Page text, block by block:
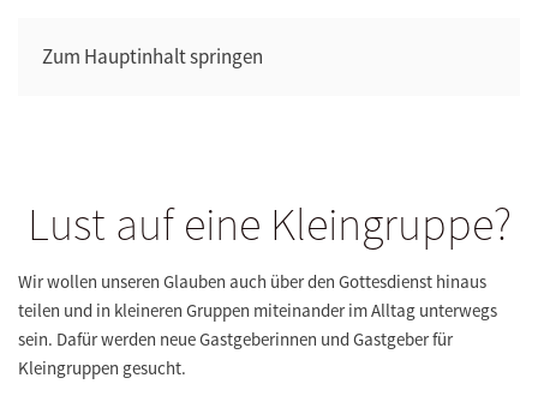
Zum Hauptinhalt springen
Lust auf eine Kleingruppe?
Wir wollen unseren Glauben auch über den Gottesdienst hinaus
teilen und in kleineren Gruppen miteinander im Alltag unterwegs
sein. Dafür werden neue Gastgeberinnen und Gastgeber für
Kleingruppen gesucht.